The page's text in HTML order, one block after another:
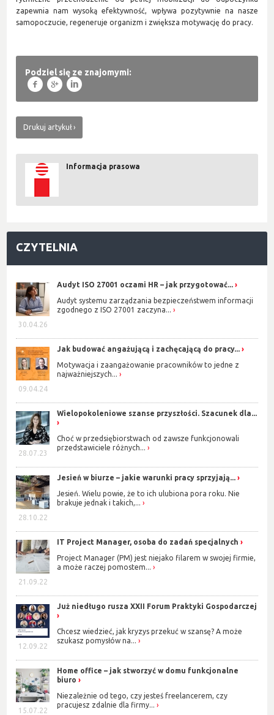
zapewnia nam wysoką efektywność, wpływa pozytywnie na nasze
samopoczucie, regeneruje organizm i zwiększa motywację do pracy.
Podziel się ze znajomymi:
f g l
Drukuj artykuł
Informacja prasowa
CZYTELNIA
30.04.26
Audyt ISO 27001 oczami HR – jak przygotować...
Audyt systemu zarządzania bezpieczeństwem informacji
zgodnego z ISO 27001 zaczyna...
09.04.24
Jak budować angażującą i zachęcającą do pracy...
Motywacja i zaangażowanie pracowników to jedne z
najważniejszych...
28.07.23
Wielopokoleniowe szanse przyszłości. Szacunek dla...
Choć w przedsiębiorstwach od zawsze funkcjonowali
przedstawiciele różnych...
28.10.22
Jesień w biurze – jakie warunki pracy sprzyjają...
Jesień. Wielu powie, że to ich ulubiona pora roku. Nie
brakuje jednak i takich,...
21.09.22
IT Project Manager, osoba do zadań specjalnych
Project Manager (PM) jest niejako filarem w swojej firmie,
a może raczej pomostem...
12.09.22
Już niedługo rusza XXII Forum Praktyki Gospodarczej
Chcesz wiedzieć, jak kryzys przekuć w szansę? A może
szukasz pomysłów na...
15.07.22
Home office – jak stworzyć w domu funkcjonalne
biuro
Niezależnie od tego, czy jesteś freelancerem, czy
pracujesz zdalnie dla firmy...